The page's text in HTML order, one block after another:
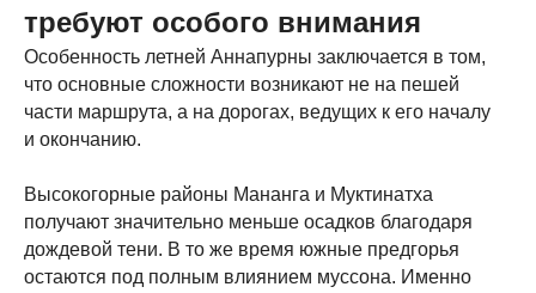
требуют особого внимания
Особенность летней Аннапурны заключается в том,
что основные сложности возникают не на пешей
части маршрута, а на дорогах, ведущих к его началу
и окончанию.
Высокогорные районы Мананга и Муктинатха
получают значительно меньше осадков благодаря
дождевой тени. В то же время южные предгорья
остаются под полным влиянием муссона. Именно